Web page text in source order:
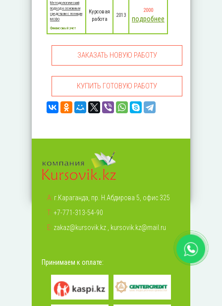
Методологический
подход к основным
средствам с позиции
МСФО
Финансовый учет
Курсовая
работа
2013
2000
подробнее
ЗАКАЗАТЬ НОВУЮ РАБОТУ
КУПИТЬ ГОТОВУЮ РАБОТУ
А: г.Караганда, пр. Н.Абдирова 5, офис 325
Т: +7-771-313-54-90
Е: zakaz@kursovik.kz kursovik.kz@mail.ru
Принимаем к оплате: